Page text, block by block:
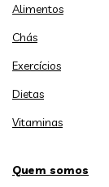
Alimentos
Chás
Exercícios
Dietas
Vitaminas
Quem somos